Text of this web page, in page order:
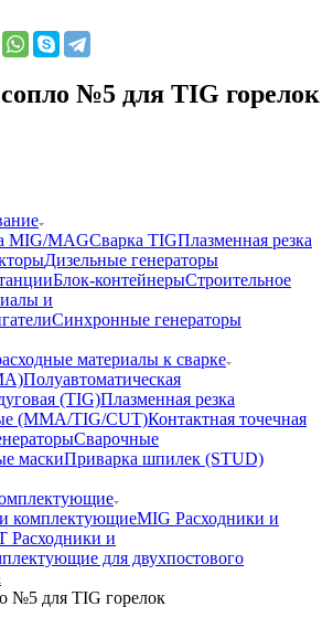
№5 для TIG горелок
MIG/MAGСварка TIGПлазменная резка
Дизельные генераторы
Блок-контейнерыСтроительное
и
Синхронные генераторы
материалы к сварке
Полуавтоматическая
(TIG)Плазменная резка
(MMA/TIG/CUT)Контактная точечная
Сварочные
маскиПриварка шпилек (STUD)
комплектующиеMIG Расходники и
Расходники и
для двухпостового
№5 для TIG горелок